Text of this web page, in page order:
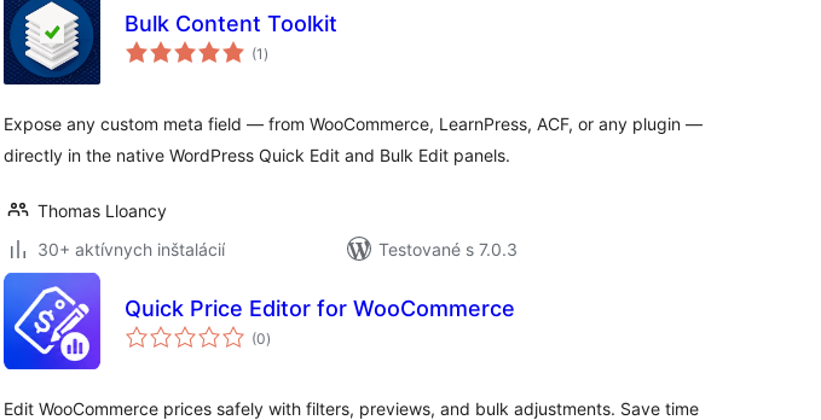
Bulk Content Toolkit
(1 celkové
hodnotenie
)
Expose any custom meta field — from WooCommerce, LearnPress, ACF, or any plugin —
directly in the native WordPress Quick Edit and Bulk Edit panels.
Thomas Lloancy
30+ aktívnych inštalácií
Testované s 7.0.3
Quick Price Editor for WooCommerce
(0celkové
hodnotenie
)
Edit WooCommerce prices safely with filters, previews, and bulk adjustments. Save time